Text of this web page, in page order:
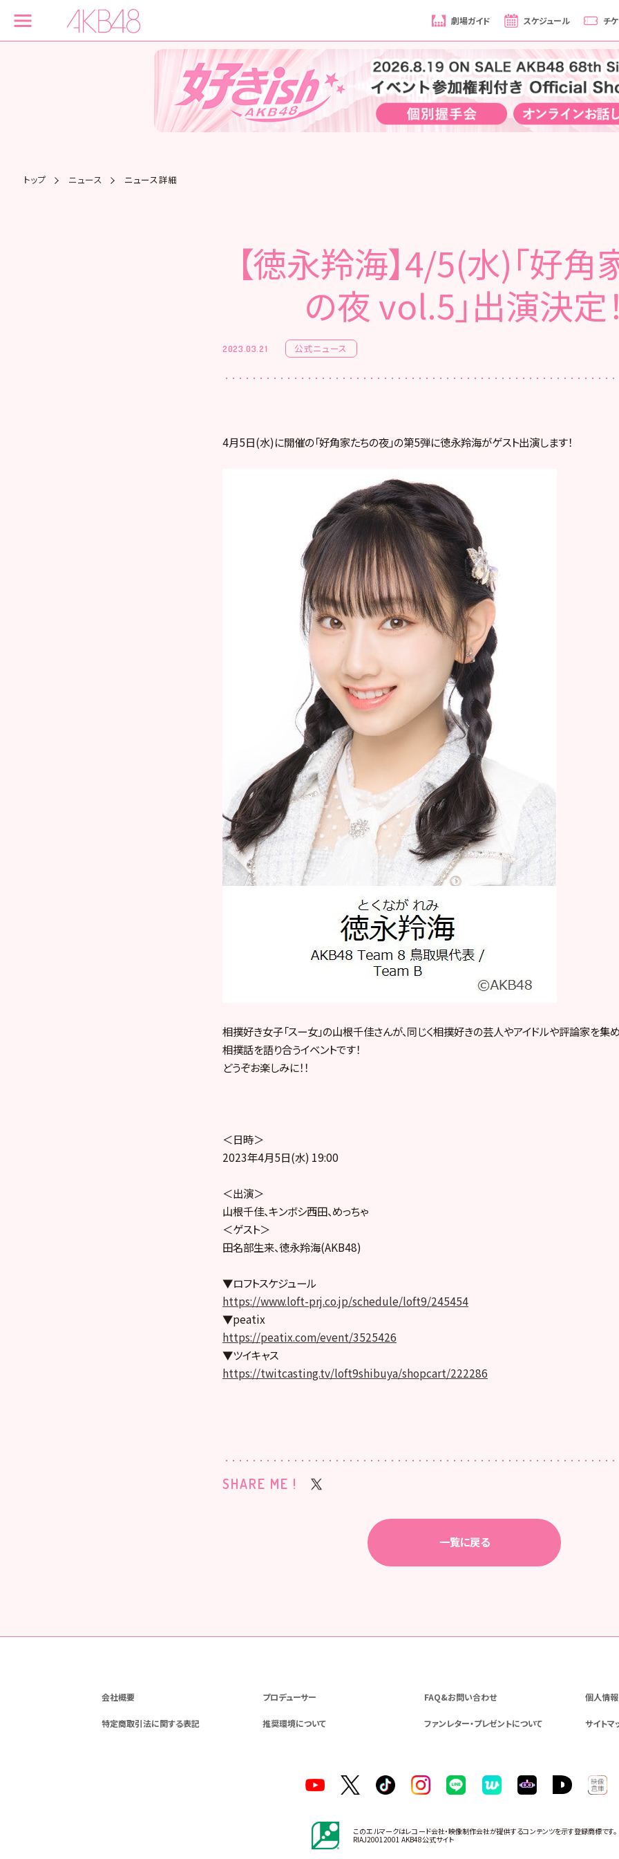
劇場ガイド スケジュール チ
トップ ニュース ニュース詳細
【徳永羚海】4/5(水)「好角
の夜 vol.5」出演決定！
2023.03.21 公式ニュース
4月5日(水)に開催の「好角家たちの夜」の第5弾に徳永羚海がゲスト出演します！
相撲好き女子「スー女」の山根千佳さんが、同じく相撲好きの芸人やアイドルや評論家を集め
相撲話を語り合うイベントです！
どうぞお楽しみに！！
＜日時＞
2023年4月5日(水) 19:00
＜出演＞
山根千佳、キンボシ西田、めっちゃ
＜ゲスト＞
田名部生来、徳永羚海(AKB48)
▼ロフトスケジュール
https://www.loft-prj.co.jp/schedule/loft9/245454
▼peatix
https://peatix.com/event/3525426
▼ツイキャス
https://twitcasting.tv/loft9shibuya/shopcart/222286
SHARE ME !
一覧に戻る
会社概要 プロデューサー FAQ&お問い合わせ 個人情
特定商取引法に関する表記 推奨環境について ファンレター・プレゼントについて サイトマ
このエルマークはレコード会社・映像制作会社が提供するコンテンツを示す登録商標です。
RIAJ20012001 AKB48公式サイト